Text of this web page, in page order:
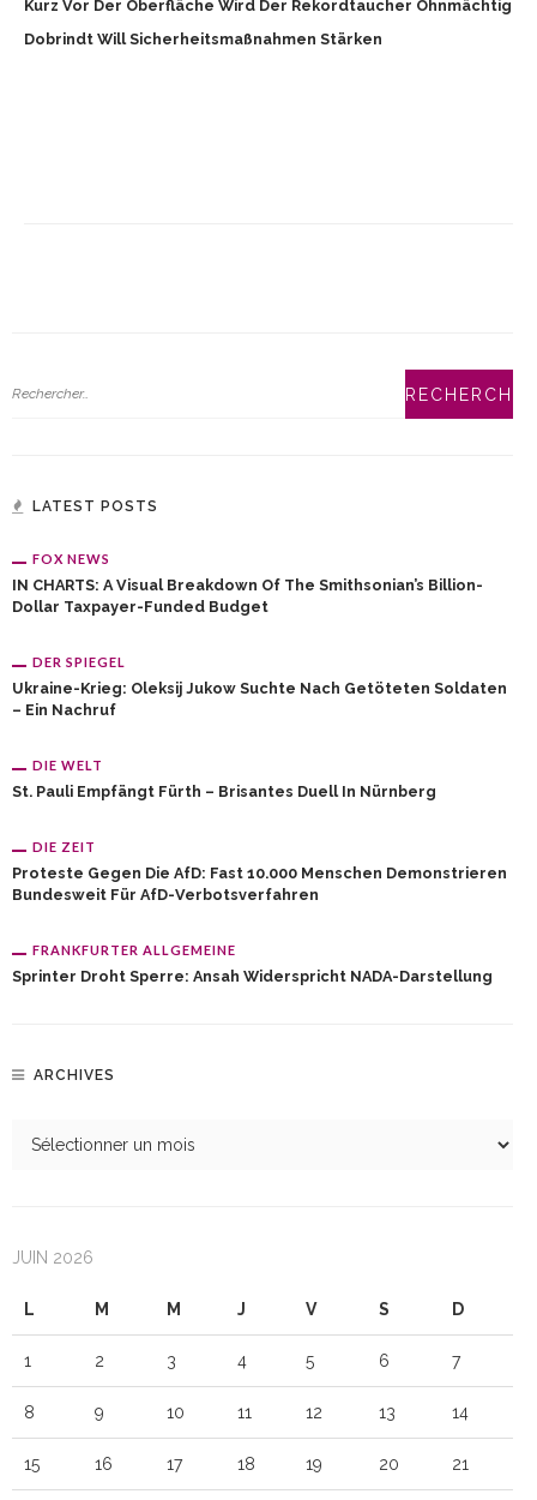
Kurz Vor Der Oberfläche Wird Der Rekordtaucher Ohnmächtig
Dobrindt Will Sicherheitsmaßnahmen Stärken
LATEST POSTS
FOX NEWS
IN CHARTS: A Visual Breakdown Of The Smithsonian’s Billion-
Dollar Taxpayer-Funded Budget
DER SPIEGEL
Ukraine-Krieg: Oleksij Jukow Suchte Nach Getöteten Soldaten
– Ein Nachruf
DIE WELT
St. Pauli Empfängt Fürth – Brisantes Duell In Nürnberg
DIE ZEIT
Proteste Gegen Die AfD: Fast 10.000 Menschen Demonstrieren
Bundesweit Für AfD-Verbotsverfahren
FRANKFURTER ALLGEMEINE
Sprinter Droht Sperre: Ansah Widerspricht NADA-Darstellung
ARCHIVES
JUIN 2026
L M M J V S D
1 2 3 4 5 6 7
8 9 10 11 12 13 14
15 16 17 18 19 20 21